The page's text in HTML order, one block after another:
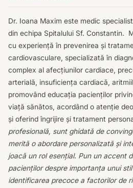
Dr. Ioana Maxim este medic
din echipa Spitalului Sf. Constantin.
cu experiență în prevenirea și
cardiovasculare, specializată în
complex al afecțiunilor cardiace,
arterială, insuficiența cardiacă,
promovând educația pacienților
viață sănătos, acordând o atenție
și oferind îngrijire și tratament
profesională, sunt ghidată de
merită o abordare personalizată și
joacă un rol esențial. Pun un accent
pacienților despre importanța unui
identificarea precoce a factorilor de